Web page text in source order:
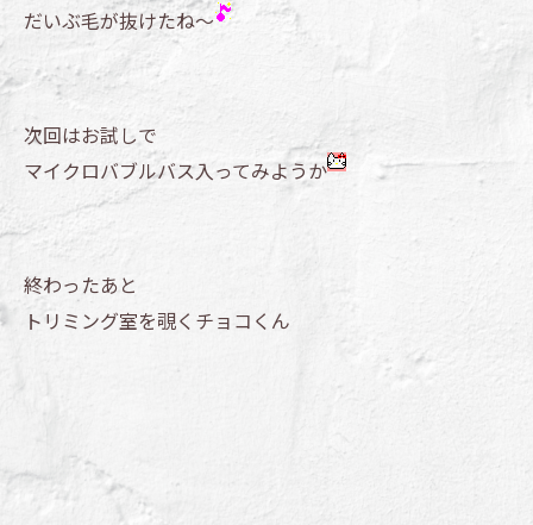
だいぶ毛が抜けたね～
次回はお試しで
マイクロバブルバス入ってみようか
終わったあと
トリミング室を覗くチョコくん